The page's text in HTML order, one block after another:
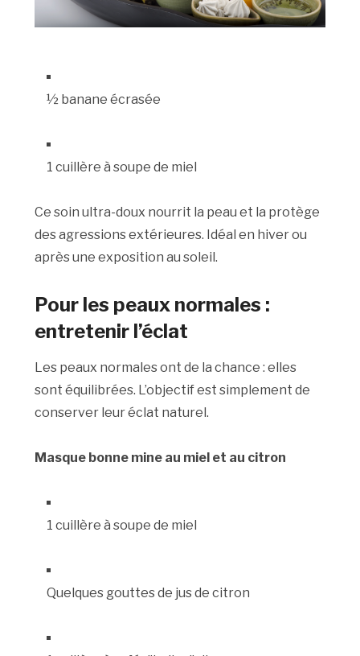
½ banane écrasée
1 cuillère à soupe de miel
Ce soin ultra-doux nourrit la peau et la protège
des agressions extérieures. Idéal en hiver ou
après une exposition au soleil.
Pour les peaux normales :
entretenir l’éclat
Les peaux normales ont de la chance : elles
sont équilibrées. L’objectif est simplement de
conserver leur éclat naturel.
Masque bonne mine au miel et au citron
1 cuillère à soupe de miel
Quelques gouttes de jus de citron